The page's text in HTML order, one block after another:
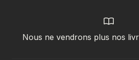
Nous ne vendrons plus nos